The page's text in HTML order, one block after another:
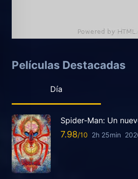
Películas Destacadas
Día
Spider-Man: Un
7.98 2h 25min